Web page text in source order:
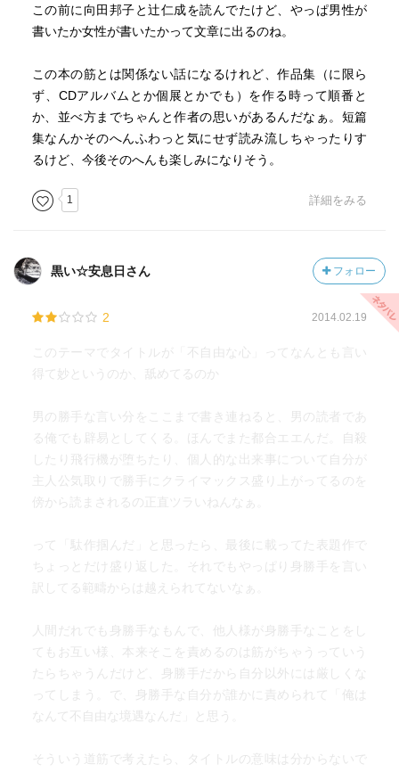
この前に向田邦子と辻仁成を読んでたけど、やっぱ男性が
書いたか女性が書いたかって文章に出るのね。
この本の筋とは関係ない話になるけれど、作品集（に限ら
ず、CDアルバムとか個展とかでも）を作る時って順番と
か、並べ方までちゃんと作者の思いがあるんだなぁ。短篇
集なんかそのへんふわっと気にせず読み流しちゃったりす
るけど、今後そのへんも楽しみになりそう。
1 詳細をみる
黒い☆安息日さん フォロー
2 2014.02.19
このテーマでタイトルが「不自由な心」ってなんとも言い
得て妙というのか、舐めてるのか
男の勝手な言い分をここまで書き連ねると、男の読者であ
る俺でも辟易としてくる。ほんでまた都合エエんだ。自殺
したり飛行機が堕ちたり、個人的な出来事について自分が
主人公気取りで勝手にクライマックス盛り上がってるのを
傍から読まされるの正直ツラいねんなぁ。
って「駄作掴んだ」と思ったら、最後に載ってた表題作で
ちょっとだけ盛り返した。それでもやっぱり身勝手を言い
訳してる範疇からは越えられてないなぁ。
人間だれでも身勝手なもんで、他人様が身勝手なことをし
てもお互い様、本来そこを責めるのは筋がちゃうっていう
たらちゃうんだけど、身勝手だから自分以外には厳しくな
ってしまう。で、身勝手な自分が誰かに責められて「俺は
なんて不自由な境遇なんだ」と思う。
そういう道筋で考えたら、タイトルの意味は分からないで